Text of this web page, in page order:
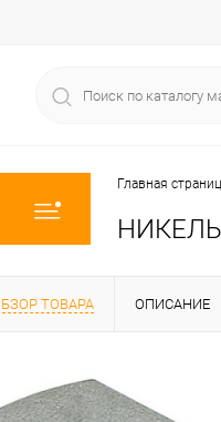
Главная
НИКЕЛЬ
ТОВАРА ОПИСАНИЕ